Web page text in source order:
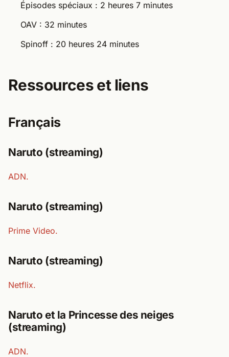
Épisodes spéciaux : 2 heures 7 minutes
OAV : 32 minutes
Spinoff : 20 heures 24 minutes
Ressources et liens
Français
Naruto (streaming)
ADN.
Naruto (streaming)
Prime Video.
Naruto (streaming)
Netflix.
Naruto et la Princesse des neiges
(streaming)
ADN.